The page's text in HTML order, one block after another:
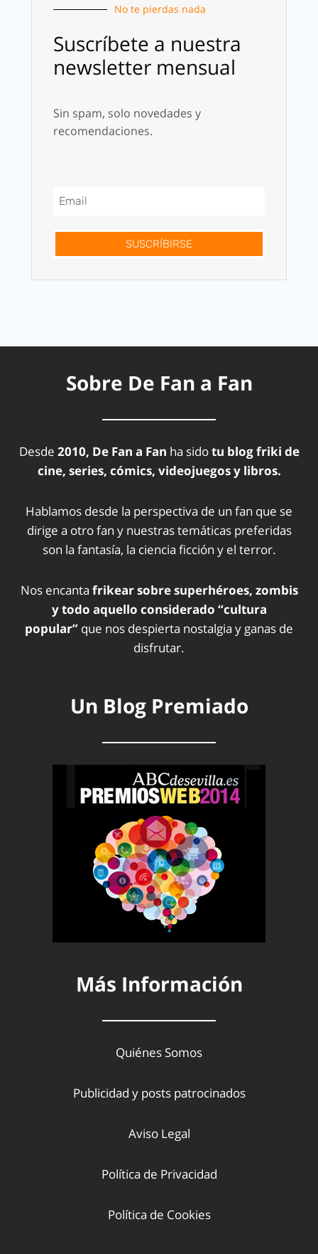
No te pierdas nada
Suscríbete a nuestra
newsletter mensual
Sin spam, solo novedades y
recomendaciones.
SUSCRÍBIRSE
Sobre De Fan a Fan
Desde 2010, De Fan a Fan ha sidotu blog friki de
cine, series, cómics, videojuegos y libros.
Hablamos desde la perspectiva de un fan que se
dirige a otro fan y nuestras temáticas preferidas
son la fantasía, la ciencia ficción y el terror.
Nos encanta frikear sobre superhéroes, zombis
y todo aquello considerado “cultura
popular” que nos despierta nostalgia y ganas de
disfrutar.
Un Blog Premiado
Más Información
Quiénes Somos
Publicidad y posts patrocinados
Aviso Legal
Política de Privacidad
Política de Cookies